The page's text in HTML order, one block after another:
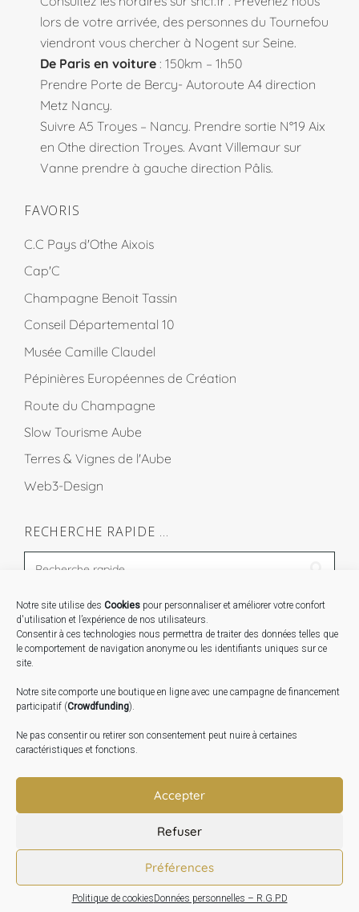
Notre site utilise des Cookies pour personnaliser et améliorer votre confort
d'utilisation et l’expérience de nos utilisateurs.
Consentir à ces technologies nous permettra de traiter des données telles que
le comportement de navigation anonyme ou les identifiants uniques sur ce
site.
Notre site comporte une boutique en ligne avec une campagne de financement
participatif (Crowdfunding).
Ne pas consentir ou retirer son consentement peut nuire à certaines
caractéristiques et fonctions.
Accepter
Refuser
Préférences
Politique de cookiesDonnées personnelles – R.G.P.D
lors de votre arrivée, des personnes du Tournefou
viendront vous chercher à Nogent sur Seine.
De Paris en voiture : 150km – 1h50
Prendre Porte de Bercy- Autoroute A4 direction
Metz Nancy.
Suivre A5 Troyes – Nancy. Prendre sortie N°19 Aix
en Othe direction Troyes. Avant Villemaur sur
Vanne prendre à gauche direction Pâlis.
FAVORIS
C.C Pays d'Othe Aixois
Cap'C
Champagne Benoit Tassin
Conseil Départemental 10
Musée Camille Claudel
Pépinières Européennes de Création
Route du Champagne
Slow Tourisme Aube
Terres & Vignes de l'Aube
Web3-Design
RECHERCHE RAPIDE …
STAGES …
Expo « Mesures de lumière » du 19 Sept au 29 Nov.
Inauguration de la Grange : Le 17 Oct. 2026
Atelier Image : L’art au service de la santé mentale –
10 Oct. 2026